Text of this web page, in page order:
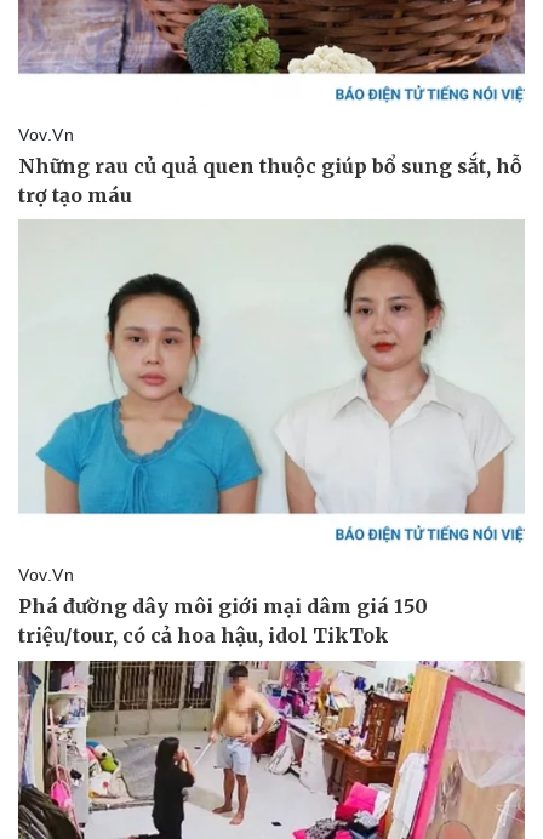
Pháp luật
Tư vấn luật
Quân sự - Quốc phòng
Vũ khí